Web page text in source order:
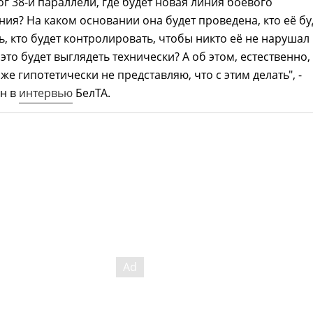
На каком основании она будет проведена, кто её
кто будет контролировать, чтобы никто её не нарушал
будет выглядеть технически? А об этом, естественно,
гипотетически не представляю, что с этим делать", -
в интервью БелТА.